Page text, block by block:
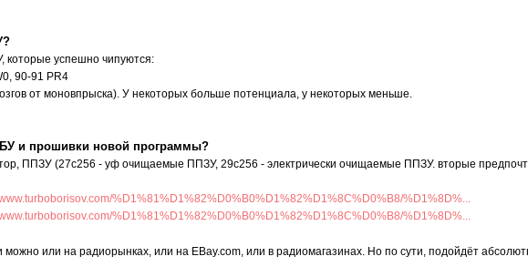
которые успешно чипуются:
90-91 PR4
от моновпрыска). У некоторых больше потенциала, у некоторых меньше.
и прошивки новой программы?
ППЗУ (27с256 - уф очищаемые ППЗУ, 29с256 - электрически очищаемые ППЗУ. вторые
%D1%81%D1%82%D0%B0%D1%82%D1%8C%D0%B8/%D1%8D%...
%D1%81%D1%82%D0%B0%D1%82%D1%8C%D0%B8/%D1%8D%...
или на радиорынках, или на EBay.com, или в радиомагазинах. Но по сути, подойдёт